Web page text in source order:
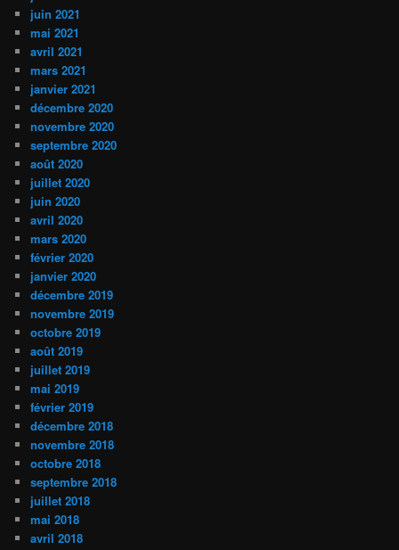
juin 2021
mai 2021
avril 2021
mars 2021
janvier 2021
décembre 2020
novembre 2020
septembre 2020
août 2020
juillet 2020
juin 2020
avril 2020
mars 2020
février 2020
janvier 2020
décembre 2019
novembre 2019
octobre 2019
août 2019
juillet 2019
mai 2019
février 2019
décembre 2018
novembre 2018
octobre 2018
septembre 2018
juillet 2018
mai 2018
avril 2018